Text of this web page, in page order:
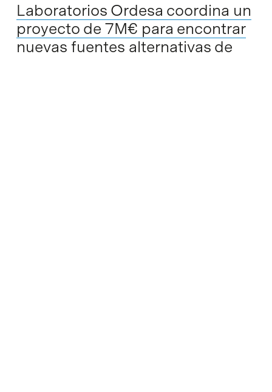
Laboratorios Ordesa coordina un
proyecto de 7M€ para encontrar
nuevas fuentes alternativas de